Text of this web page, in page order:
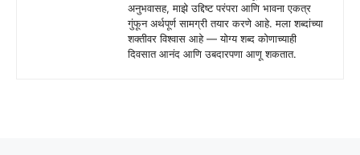
अनुभवासह, माझे उद्दिष्ट परंपरा आणि भावना एकत्र
गुंफून अर्थपूर्ण सामग्री तयार करणे आहे. मला शब्दांच्या
शक्तीवर विश्वास आहे — योग्य शब्द कोणाच्याही
दिवसात आनंद आणि उबदारपणा आणू शकतात.